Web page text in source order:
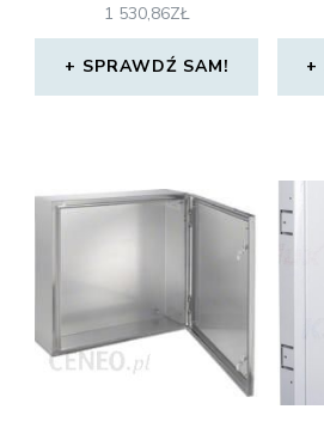
1 530,86ZŁ
SPRAWDŹ SAM!